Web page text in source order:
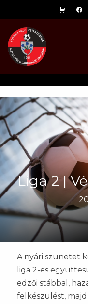
Liga 2 |
A nyári szünetet
liga 2-es
edzői stábbal,
felkészülést,